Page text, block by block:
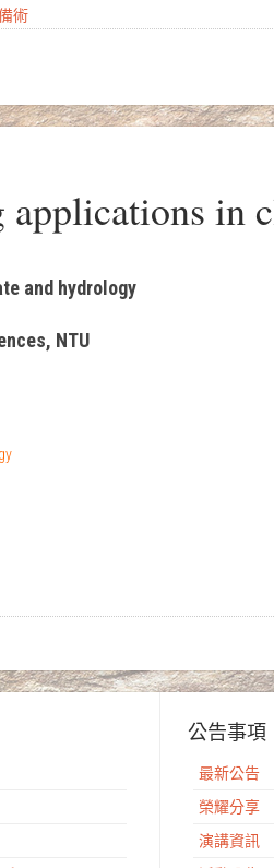
術
in
and hydrology
NTU
公告事項
最新公告
榮耀分享
演講資訊